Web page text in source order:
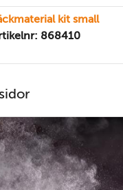
kit small
868410